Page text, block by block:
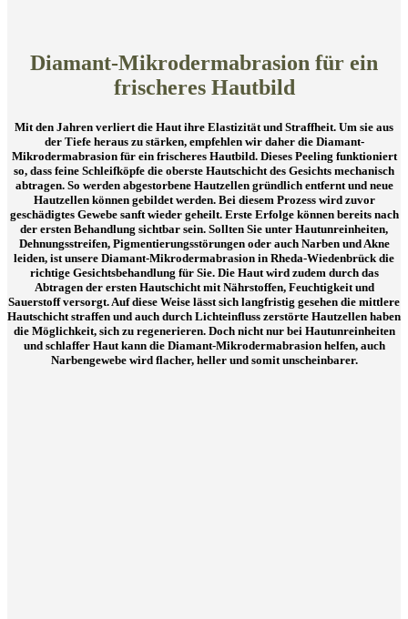
Diamant-Mikrodermabrasion für ein
frischeres Hautbild
Mit den Jahren verliert die Haut ihre Elastizität und Straffheit. Um sie aus
der Tiefe heraus zu stärken, empfehlen wir daher die Diamant-
Mikrodermabrasion für ein frischeres Hautbild. Dieses Peeling funktioniert
so, dass feine Schleifköpfe die oberste Hautschicht des Gesichts mechanisch
abtragen. So werden abgestorbene Hautzellen gründlich entfernt und neue
Hautzellen können gebildet werden. Bei diesem Prozess wird zuvor
geschädigtes Gewebe sanft wieder geheilt. Erste Erfolge können bereits nach
der ersten Behandlung sichtbar sein. Sollten Sie unter Hautunreinheiten,
Dehnungsstreifen, Pigmentierungsstörungen oder auch Narben und Akne
leiden, ist unsere Diamant-Mikrodermabrasion in Rheda-Wiedenbrück die
richtige Gesichtsbehandlung für Sie. Die Haut wird zudem durch das
Abtragen der ersten Hautschicht mit Nährstoffen, Feuchtigkeit und
Sauerstoff versorgt. Auf diese Weise lässt sich langfristig gesehen die mittlere
Hautschicht straffen und auch durch Lichteinfluss zerstörte Hautzellen haben
die Möglichkeit, sich zu regenerieren. Doch nicht nur bei Hautunreinheiten
und schlaffer Haut kann die Diamant-Mikrodermabrasion helfen, auch
Narbengewebe wird flacher, heller und somit unscheinbarer.